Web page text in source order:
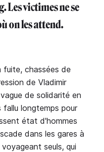
Les victimes ne se
on les attend.
fuite, chassées de
de Vladimir
de solidarité en
fallu longtemps pour
état d'hommes
dans les gares à
seuls, qui